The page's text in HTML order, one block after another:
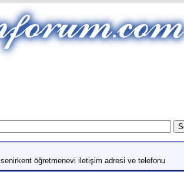
senirkent öğretmenevi iletişim adresi ve telefonu